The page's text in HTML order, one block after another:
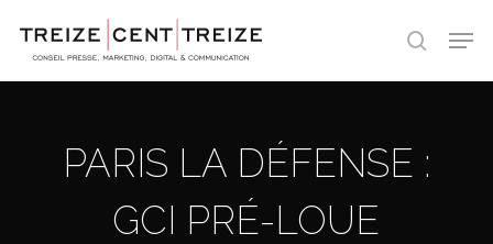
search
PARIS LA DÉFENSE :
GCI PRÉ-LOUE